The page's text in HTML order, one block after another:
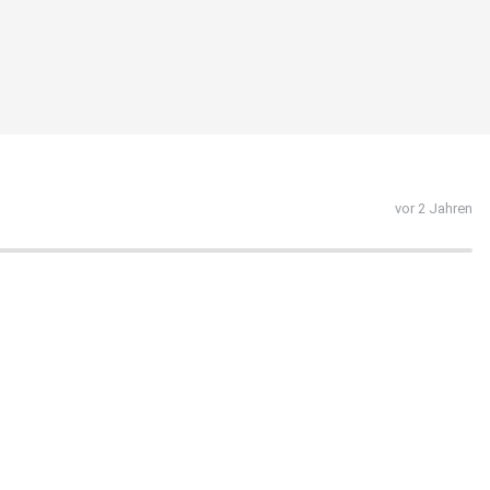
vor 2 Jahren